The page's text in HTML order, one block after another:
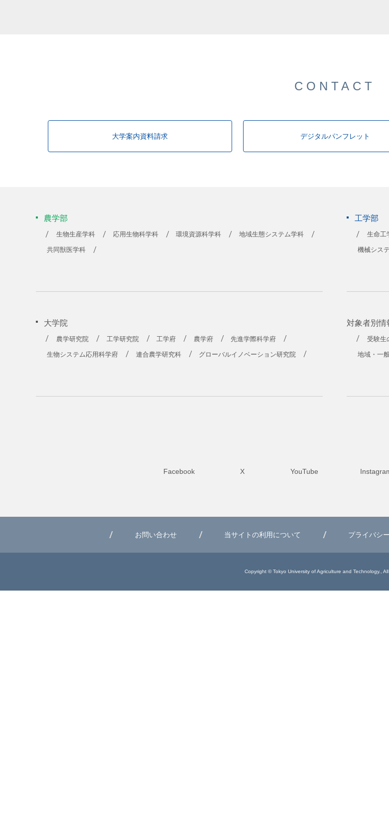
CONTACT
大学案内資料請求 デジタルパンフレット
農学部
生物生産学科 応用生物科学科 環境資源科学科 地域生態システム学科
共同獣医学科
工学部
生命工
機械シス
大学院
農学研究院 工学研究院 工学府 農学府 先進学際科学府
生物システム応用科学府 連合農学研究科 グローバルイノベーション研究院
対象者別情
受験生
地域・一
Facebook
X YouTube
お問い合わせ 当サイトの利用について プライバシ
Copyright © Tokyo University of Agriculture and Technology., All